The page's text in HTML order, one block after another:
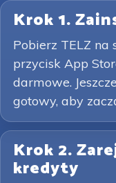
Krok 1.
Pobierz TELZ
przycisk App
darmowe.
gotowy, aby
Krok 2.
kredyty